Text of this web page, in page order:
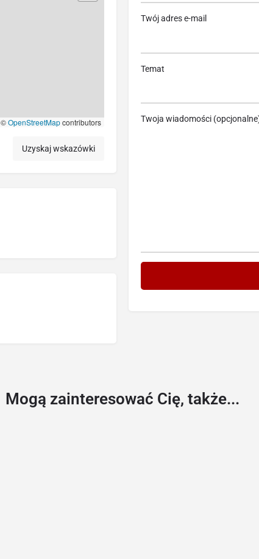
©OpenStreetMapcontributors
Uzyskaj wskazówki
Twój adres e-mail
Temat
Twoja wiadomości
Mogą zainteresować Cię, także...